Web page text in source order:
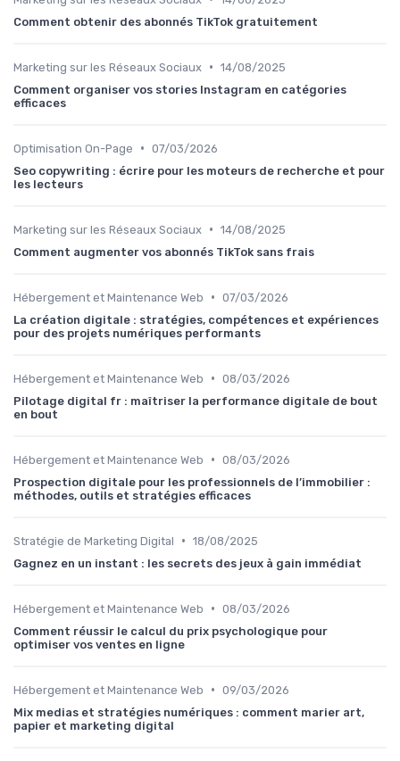
Comment obtenir des abonnés TikTok gratuitement
Marketing sur les Réseaux Sociaux • 14/08/2025
Comment organiser vos stories Instagram en catégories
efficaces
Optimisation On-Page • 07/03/2026
Seo copywriting : écrire pour les moteurs de recherche et pour
les lecteurs
Marketing sur les Réseaux Sociaux • 14/08/2025
Comment augmenter vos abonnés TikTok sans frais
Hébergement et Maintenance Web • 07/03/2026
La création digitale : stratégies, compétences et expériences
pour des projets numériques performants
Hébergement et Maintenance Web • 08/03/2026
Pilotage digital fr : maîtriser la performance digitale de bout
en bout
Hébergement et Maintenance Web • 08/03/2026
Prospection digitale pour les professionnels de l’immobilier :
méthodes, outils et stratégies efficaces
Stratégie de Marketing Digital • 18/08/2025
Gagnez en un instant : les secrets des jeux à gain immédiat
Hébergement et Maintenance Web • 08/03/2026
Comment réussir le calcul du prix psychologique pour
optimiser vos ventes en ligne
Hébergement et Maintenance Web • 09/03/2026
Mix medias et stratégies numériques : comment marier art,
papier et marketing digital